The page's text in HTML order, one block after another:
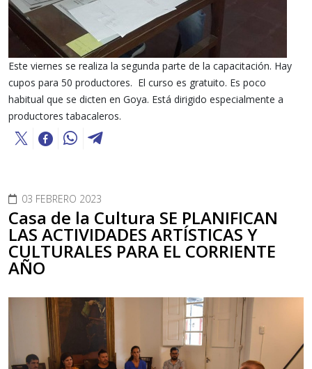
Este viernes se realiza la segunda parte de la capacitación. Hay
cupos para 50 productores. El curso es gratuito. Es poco
habitual que se dicten en Goya. Está dirigido especialmente a
productores tabacaleros.
03 FEBRERO 2023
Casa de la Cultura SE PLANIFICAN
LAS ACTIVIDADES ARTÍSTICAS Y
CULTURALES PARA EL CORRIENTE
AÑO